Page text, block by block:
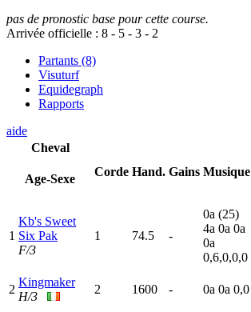
pas de pronostic base pour cette course.
Arrivée officielle : 8 - 5 - 3 - 2
Partants (8)
Visuturf
Equidegraph
Rapports
aide
Cheval
Age-Sexe
Corde Hand. Gains Musique
1
Kb's Sweet
Six Pak
F/3
1 74.5 -
0a (25)
4a 0a 0a
0a
0,6,0,0,0
2
Kingmaker
H/3
2 1600 - 0a 0a 0,0